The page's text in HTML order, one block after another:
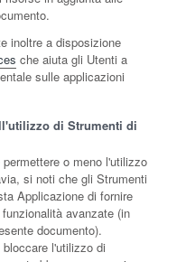
inoltre a disposizione
che aiuta gli Utenti a
sulle applicazioni
di Strumenti di
o meno l'utilizzo
si noti che gli Strumenti
Applicazione di fornire
avanzate (in
documento).
l'utilizzo di